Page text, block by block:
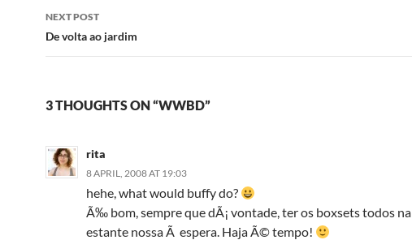
NEXT POST
De volta ao jardim
3 THOUGHTS ON “WWBD”
rita
8 APRIL, 2008 AT 19:03
hehe, what would buffy do?
Ã‰ bom, sempre que dÃ¡ vontade, ter os boxsets todos na
estante nossa Ã espera. Haja Ã© tempo!